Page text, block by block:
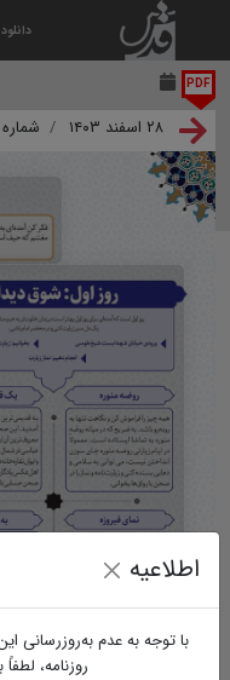
دانلود Pdf
PDF
۲۸ اسفند ۱۴۰۳ شماره
اطلاعیه
با توجه به عدم
روزنامه،